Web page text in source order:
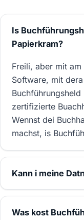
Is
Papierkram?
Freili, aber mit
Software, mit
zertifizierte
Wennst dei
machst, is
Kann i meine
Was kost